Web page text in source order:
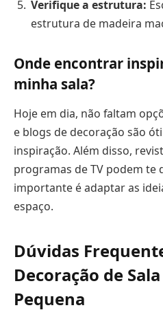
Verifique a estrutura:
estrutura de madeira
Onde encontrar
minha sala?
Hoje em dia, não faltam
e blogs de decoração são
inspiração. Além disso,
programas de TV podem te
importante é adaptar as
espaço.
Dúvidas
Decoração de
Pequena